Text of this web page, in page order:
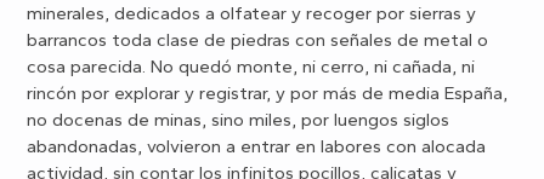
minerales, dedicados a olfatear y recoger por sierras y
barrancos toda clase de piedras con señales de metal o
cosa parecida. No quedó monte, ni cerro, ni cañada, ni
rincón por explorar y registrar, y por más de media España,
no docenas de minas, sino miles, por luengos siglos
abandonadas, volvieron a entrar en labores con alocada
actividad, sin contar los infinitos pocillos, calicatas y